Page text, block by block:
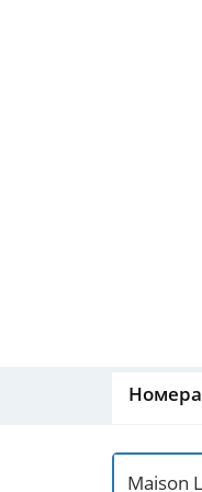
Номера